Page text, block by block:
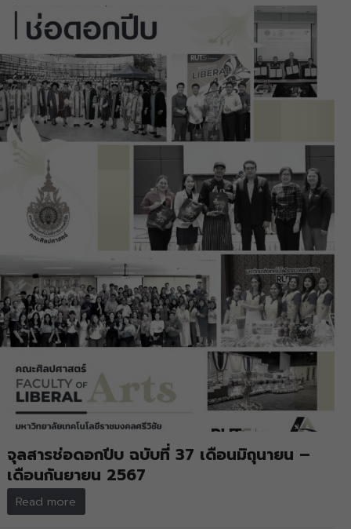
จุลสารช่อดอกปีบ ฉบับที่ 37 เดือนมิถุนายน –
เดือนกันยายน 2567
Read more